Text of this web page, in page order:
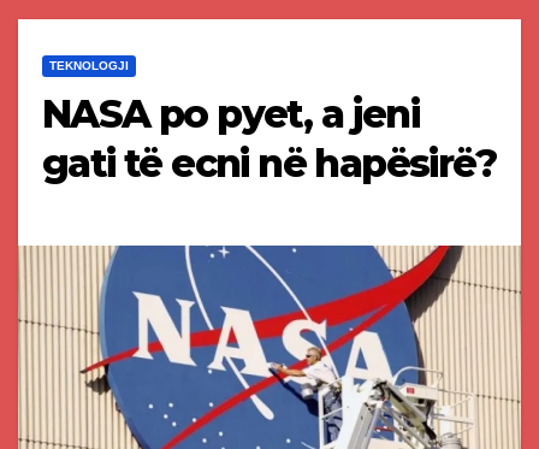
TEKNOLOGJI
NASA po pyet, a jeni
gati të ecni në hapësirë?